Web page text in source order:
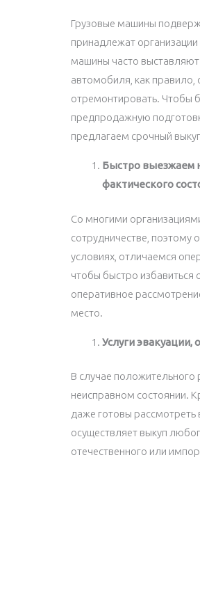
Грузовые машины
принадлежат
машины часто
автомобиля, как
отремонтировать. Чтобы
предпродажную
предлагаем срочный
Быстро выезжаем
фактического
Со многими
сотрудничестве, поэтому
условиях, отличаемся
чтобы быстро
оперативное
место.
Услуги
В случае положительного
неисправном состоянии.
даже готовы
осуществляет выкуп
отечественного или